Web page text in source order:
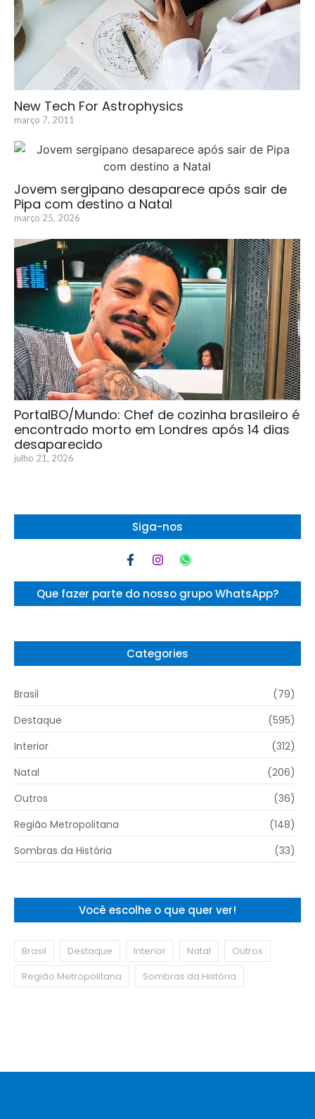
New Tech For Astrophysics
março 7, 2011
Jovem sergipano desaparece após sair de
Pipa com destino a Natal
março 25, 2026
PortalBO/Mundo: Chef de cozinha brasileiro é
encontrado morto em Londres após 14 dias
desaparecido
julho 21, 2026
Siga-nos
Que fazer parte do nosso grupo WhatsApp?
Categories
Brasil
(79)
Destaque
(595)
Interior
(312)
Natal
(206)
Outros
(36)
Região Metropolitana
(148)
Sombras da História
(33)
Você escolhe o que quer ver!
Brasil Destaque Interior Natal
Outros
Região Metropolitana
Sombras da História